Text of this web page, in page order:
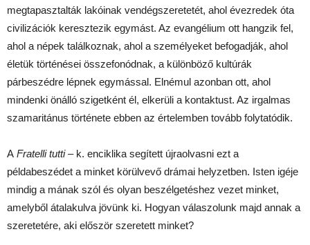
megtapasztalták lakóinak vendégszeretetét, ahol évezredek óta
civilizációk keresztezik egymást. Az evangélium ott hangzik fel,
ahol a népek találkoznak, ahol a személyeket befogadják, ahol
életük történései összefonódnak, a különböző kultúrák
párbeszédre lépnek egymással. Elnémul azonban ott, ahol
mindenki önálló szigetként él, elkerüli a kontaktust. Az irgalmas
szamaritánus története ebben az értelemben tovább folytatódik.
A Fratelli tutti– k. enciklika segített újraolvasni ezt a
példabeszédet a minket körülvevő drámai helyzetben. Isten igéje
mindig a mának szól és olyan beszélgetéshez vezet minket,
amelyből átalakulva jövünk ki. Hogyan válaszolunk majd annak a
szeretetére, aki először szeretett minket?